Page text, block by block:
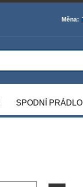
Měna:
SPODNÍ PRÁDLO